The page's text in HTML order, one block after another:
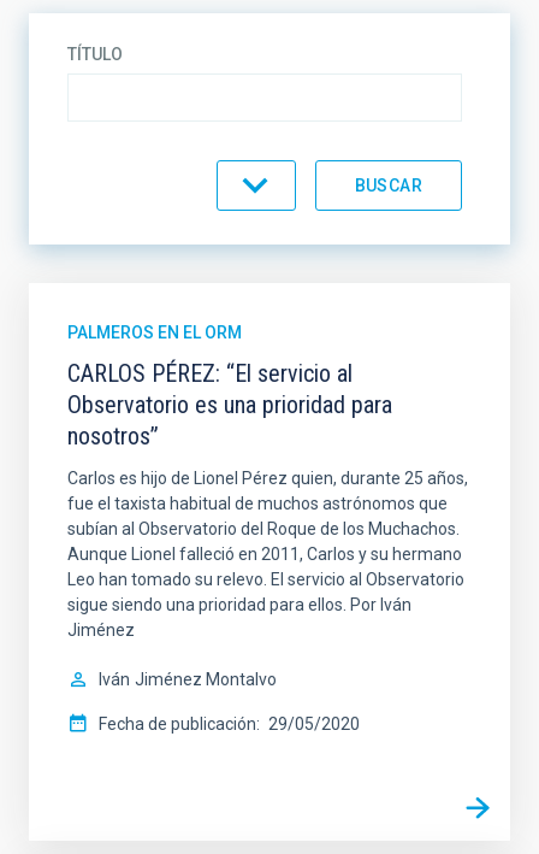
TÍTULO
PALMEROS EN EL ORM
CARLOS PÉREZ: “El servicio al
Observatorio es una prioridad para
nosotros”
Carlos es hijo de Lionel Pérez quien, durante 25 años,
fue el taxista habitual de muchos astrónomos que
subían al Observatorio del Roque de los Muchachos.
Aunque Lionel falleció en 2011, Carlos y su hermano
Leo han tomado su relevo. El servicio al Observatorio
sigue siendo una prioridad para ellos. Por Iván
Jiménez
Iván Jiménez Montalvo
Fecha de publicación 29/05/2020